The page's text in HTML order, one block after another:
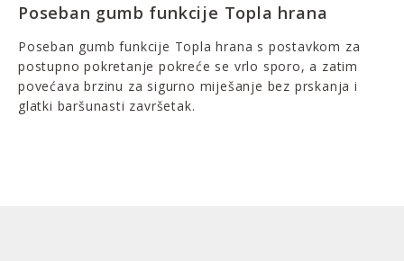
Poseban gumb funkcije Topla hrana
Poseban gumb funkcije Topla hrana s postavkom za
postupno pokretanje pokreće se vrlo sporo, a zatim
povećava brzinu za sigurno miješanje bez prskanja i
glatki baršunasti završetak.